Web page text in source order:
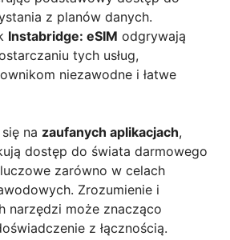
z planów danych.
Instabridge: eSIM odgrywają
tych usług,
niezawodne i łatwe
na zaufanych aplikacjach,
dostęp do świata darmowego
zarówno w celach
Zrozumienie i
narzędzi może znacząco
z łącznością.